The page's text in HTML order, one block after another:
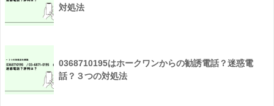
対処法
0368710195はホークワンからの勧誘電話？迷惑電
話？３つの対処法